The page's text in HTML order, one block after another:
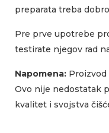
preparata treba
Pre prve upotrebe
testirate njegov rad
Napomena:
Ovo nije nedostatak
kvalitet i svojstva